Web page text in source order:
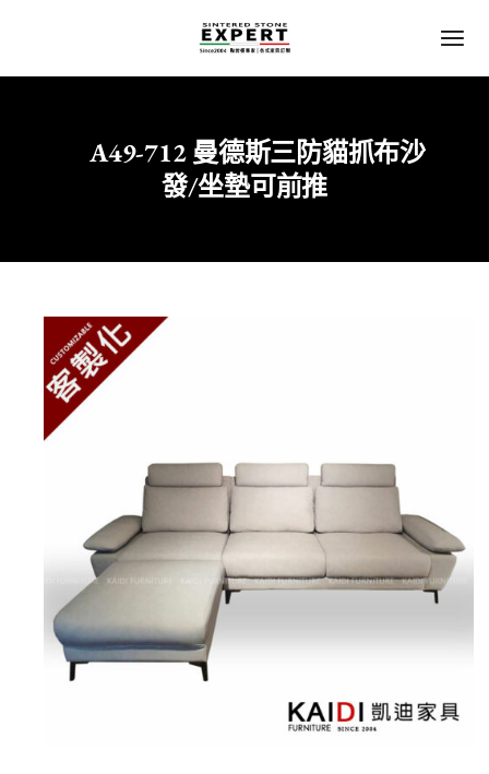
A49-712 曼德斯三防貓抓布沙
發/坐墊可前推